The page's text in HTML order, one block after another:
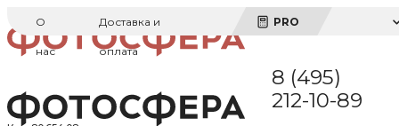
О
нас
Доставка и
оплата
PRO
8 (495)
212-10-89